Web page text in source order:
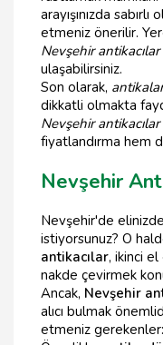
arayışınızda
etmeniz önerilir.
Nevşehir antikacılar
ulaşabilirsiniz.
Son olarak,
dikkatli olmakta
Nevşehir antikacılar
fiyatlandırma hem
Nevşehir
Nevşehir'de
istiyorsunuz? O
antikacılar, ikinci el
nakde çevirmek
Ancak, Nevşehir
alıcı bulmak
etmeniz gerekenler: